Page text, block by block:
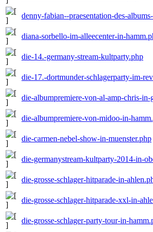
denny-fabian--praesentation-des-
diana-sorbello-im-alleecenter-in-
die-14.-germany-stream-kultparty.php
die-17.-dortmunder-schlagerparty-im-
die-albumpremiere-von-al-amp-chris-in-
die-albumpremiere-von-midoo-in-
die-carmen-nebel-show-in-muenster.php
die-germanystream-kultparty-2014-in-
die-grosse-schlager-hitparade-in-
die-grosse-schlager-hitparade-xxl-in-
die-grosse-schlager-party-tour-in-